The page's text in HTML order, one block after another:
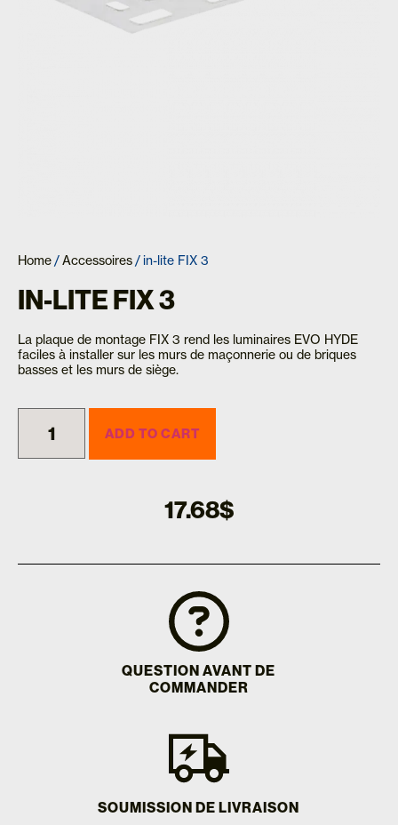
Home/Accessoires/ in-lite FIX 3
IN-LITE FIX 3
La plaque de montage FIX 3 rend les luminaires EVO HYDE
faciles à installer sur les murs de maçonnerie ou de briques
basses et les murs de siège.
ADD TO CART
17.68$
QUESTION AVANT DE
COMMANDER
SOUMISSION DE LIVRAISON